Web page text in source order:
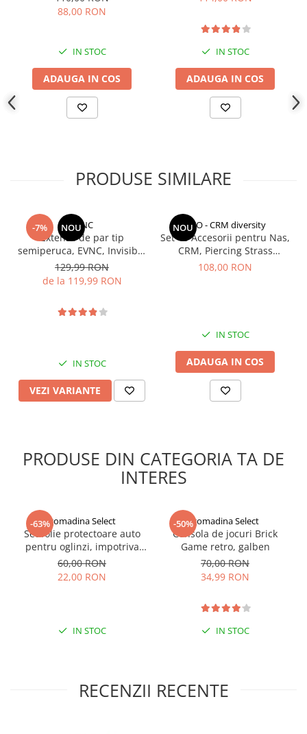
Indosariere documente
Laminatoare documente
Produse digitale (download)
Completează-ți colecția de machiaj cu acest set elegant și bucură-
Mov
88,00 RON
IN STOC
ADAUGA IN COS
IN STOC
ADAUGA IN COS
PRODUSE SIMILARE
-7% NOUEVNC
Extensii de par tip
semiperuca, EVNC, Invisible
Wire Hair Extensions,
prindere in 4 clipsuri
129,99 RON
de la 119,99 RON
IN STOC
VEZI VARIANTE
NOUCCO - CRM diversity
Set 40 Accesorii pentru Nas,
CRM, Piercing Strass
Multicolor - 1 cm, Unisex
108,00 RON
IN STOC
ADAUGA IN COS
PRODUSE DIN CATEGORIA TA DE
INTERES
-63%gomadina Select
Set folie protectoare auto
pentru oglinzi, impotriva
apei si aburului, Film
Protect
60,00 RON
22,00 RON
IN STOC
-50%gomadina Select
Consola de jocuri Brick
Game retro, galben
70,00 RON
34,99 RON
IN STOC
RECENZII RECENTE